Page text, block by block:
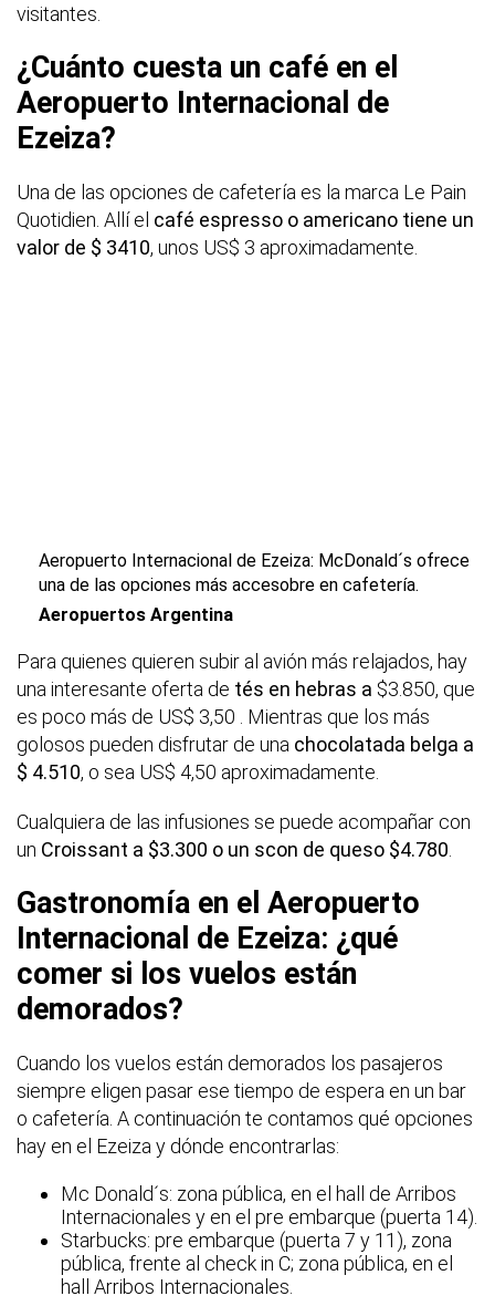
visitantes.
¿Cuánto cuesta un café en el
Aeropuerto Internacional de
Ezeiza?
Una de las opciones de cafetería es la marca Le Pain
Quotidien. Allí el café espresso o americano tiene un
valor de $ 3410, unos US$ 3 aproximadamente.
Aeropuerto Internacional de Ezeiza: McDonald´s ofrece
una de las opciones más accesobre en cafetería.
Aeropuertos Argentina
Para quienes quieren subir al avión más relajados, hay
una interesante oferta de tés en hebras a $3.850, que
es poco más de US$ 3,50 . Mientras que los más
golosos pueden disfrutar de una chocolatada belga a
$ 4.510, o sea US$ 4,50 aproximadamente.
Cualquiera de las infusiones se puede acompañar con
un Croissant a $3.300 o un scon de queso $4.780
Gastronomía en el Aeropuerto
Internacional de Ezeiza: ¿qué
comer si los vuelos están
demorados?
Cuando los vuelos están demorados los pasajeros
siempre eligen pasar ese tiempo de espera en un bar
o cafetería. A continuación te contamos qué opciones
hay en el Ezeiza y dónde encontrarlas:
Mc Donald´s: zona pública, en el hall de Arribos
Internacionales y en el pre embarque (puerta 14).
Starbucks: pre embarque (puerta 7 y 11), zona
pública, frente al check in C; zona pública, en el
hall Arribos Internacionales.